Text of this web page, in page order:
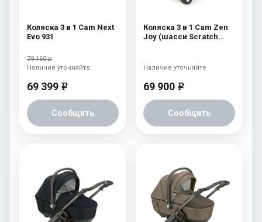
Коляска 3 в 1 Cam Next
Evo 931
79 160 р
69 399 e
Сообщить
Наличие уточняйте
Коляска 3 в 1 Cam Zen
Joy (шасси Scratch
69 900 e
Сообщить
Наличие уточняйте